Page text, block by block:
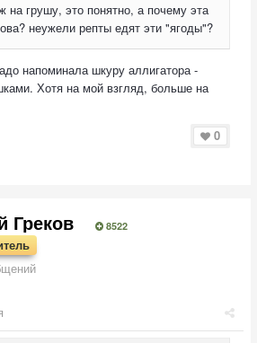
на грушу, это понятно, а почему эта
неужели репты едят эти "ягоды"?
напоминала шкуру аллигатора -
Хотя на мой взгляд, больше на
0
Греков 8522